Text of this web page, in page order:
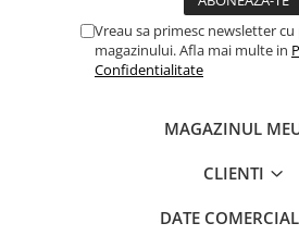
Vreau sa primesc newsletter
magazinului. Afla mai multe in
Confidentialitate
MAGAZINUL
CLIENTI
DATE